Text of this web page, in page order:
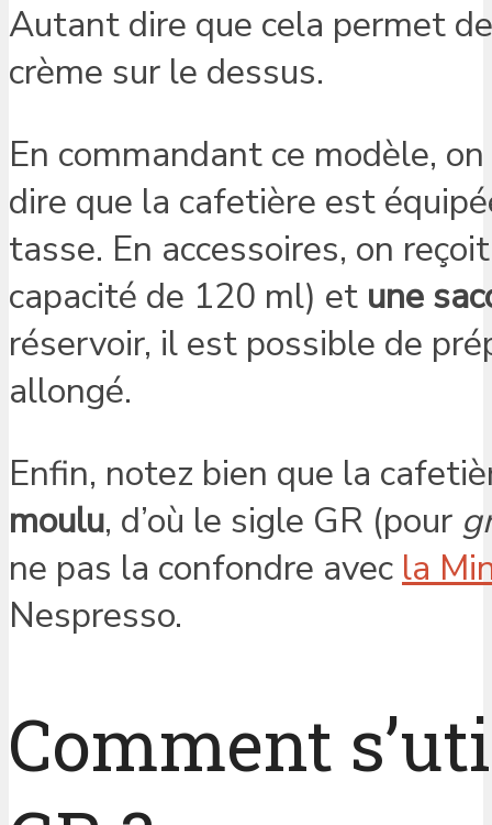
Autant dire que cela permet
crème sur le dessus.
En commandant ce modèle,
dire que la cafetière est
tasse. En accessoires, on
capacité de 120 ml) et une
réservoir, il est possible de
allongé.
Enfin, notez bien que la
moulu, d’où le sigle GR (pour
ne pas la confondre avec la
Nespresso.
Comment